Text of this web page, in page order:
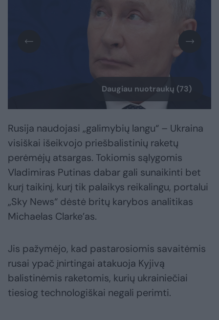
Daugiau nuotraukų (73)
Rusija naudojasi „galimybių langu“ – Ukraina
visiškai išeikvojo priešbalistinių raketų
perėmėjų atsargas. Tokiomis sąlygomis
Vladimiras Putinas dabar gali sunaikinti bet
kurį taikinį, kurį tik palaikys reikalingu, portalui
„Sky News“ dėstė britų karybos analitikas
Michaelas Clarke’as.
Jis pažymėjo, kad pastarosiomis savaitėmis
rusai ypač įnirtingai atakuoja Kyjivą
balistinėmis raketomis, kurių ukrainiečiai
tiesiog technologiškai negali perimti.